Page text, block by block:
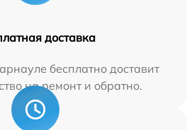
доставка
бесплатно доставит
на ремонт и обратно.